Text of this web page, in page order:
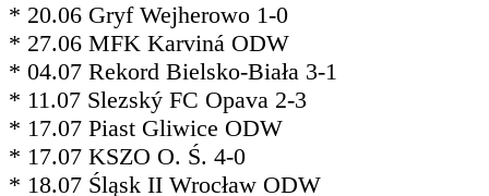
* 20.06 Gryf Wejherowo 1-0
* 27.06 MFK Karviná ODW
* 04.07 Rekord Bielsko-Biała 3-1
* 11.07 Slezský FC Opava 2-3
* 17.07 Piast Gliwice ODW
* 17.07 KSZO O. Ś. 4-0
* 18.07 Śląsk II Wrocław ODW